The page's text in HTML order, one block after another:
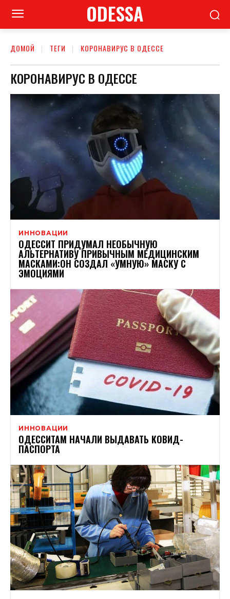
ODESSA
ДОМОЙ ТЕГИ КОРОНАВИРУС В ОДЕССЕ
КОРОНАВИРУС В ОДЕССЕ
ИННОВАЦИИ
ОДЕССИТ ПРИДУМАЛ НЕОБЫЧНУЮ
АЛЬТЕРНАТИВУ ПРИВЫЧНЫМ МЕДИЦИНСКИМ
МАСКАМИ:ОН СОЗДАЛ «УМНУЮ» МАСКУ С
ЭМОЦИЯМИ
ИННОВАЦИИ
ОДЕССИТАМ НАЧАЛИ ВЫДАВАТЬ КОВИД-
ПАСПОРТА